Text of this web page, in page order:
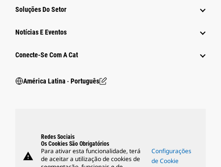
Soluções Do Setor
Notícias E Eventos
Conecte-Se Com A Cat
América Latina ‧ Português
warning
Redes Sociais
Os Cookies São Obrigatórios
Para ativar esta funcionalidade, terá
de aceitar a utilização de cookies de
Configurações
de Cookie